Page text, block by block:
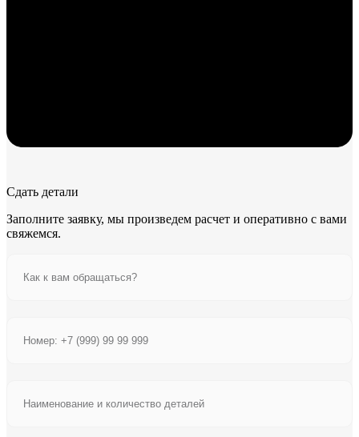
Сдать детали
Заполните заявку, мы произведем расчет и оперативно с вами
свяжемся.